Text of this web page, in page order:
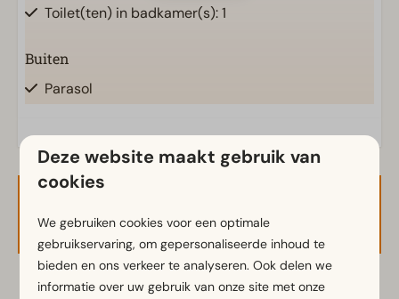
Toilet(ten) in badkamer(s): 1
Buiten
Parasol
Tuin
Tuinset
Ingerichte keuken
Combimagnetron
Inductiekookplaat
Beschikbaarheid en prijs
2 gasten
Deze website maakt gebruik van
cookies
We gebruiken cookies voor een optimale
gebruikservaring, om gepersonaliseerde inhoud te
bieden en ons verkeer te analyseren. Ook delen we
informatie over uw gebruik van onze site met onze